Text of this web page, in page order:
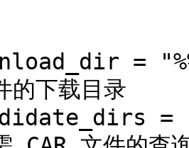
=
的下载目录